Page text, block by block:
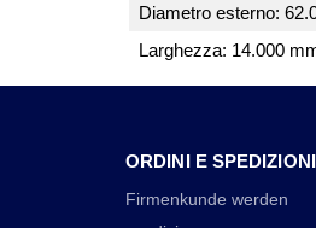
Diametro esterno:
Larghezza: 14.000
ORDINI E SPEDIZIONI
Firmenkunde werden